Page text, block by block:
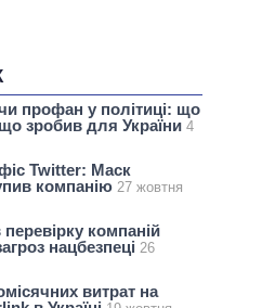
профан у політиці: що
зробив для України 4
Twitter: Маск
компанію 27 жовтня
компаній
нацбезпеці 26
витрат на